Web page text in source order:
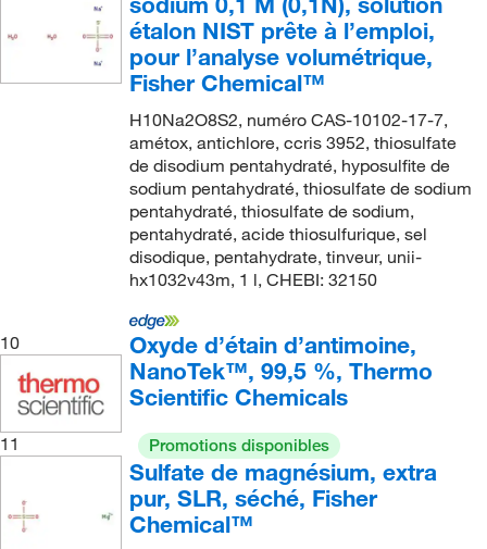
étalon NIST prête à l’emploi,
pour l’analyse volumétrique,
Fisher Chemical™
H10Na2O8S2, numéro CAS-10102-17-7,
amétox, antichlore, ccris 3952, thiosulfate
de disodium pentahydraté, hyposulfite de
sodium pentahydraté, thiosulfate de sodium
pentahydraté, thiosulfate de sodium,
pentahydraté, acide thiosulfurique, sel
disodique, pentahydrate, tinveur, unii-
hx1032v43m, 1 l, CHEBI: 32150
10
Oxyde d’étain d’antimoine,
NanoTek™, 99,5 %, Thermo
Scientific Chemicals
11 Promotions disponibles
Sulfate de magnésium, extra
pur, SLR, séché, Fisher
Chemical™